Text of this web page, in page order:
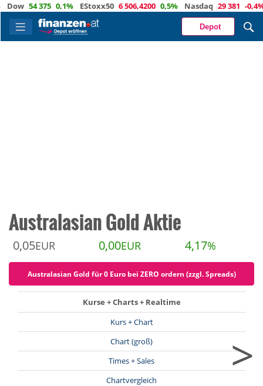
54 375 0,1% EStoxx50 6 506,4200 0,5% Nasdaq 29 381 -0,4% Öl
Depot
Australasian Gold Aktie
0,05EUR 0,00EUR 4,17%
Australasian Gold für 0 Euro bei ZERO ordern (zzgl. Spreads)
Kurse + Charts + Realtime
Kurs + Chart
Chart (groß)
Times + Sales
Chartvergleich
>